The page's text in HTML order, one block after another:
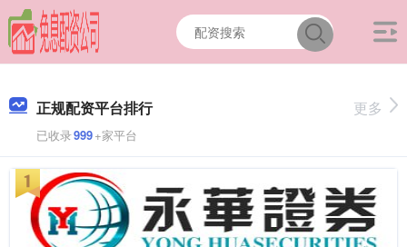
正规配资平台排行
已收录999+家平台
更多